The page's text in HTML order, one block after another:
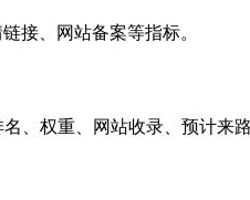
接、网站备案等指标。
、权重、网站收录、预计来